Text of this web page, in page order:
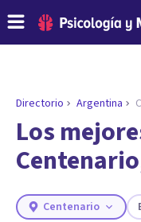
Directorio Argentina
Los
Centenario